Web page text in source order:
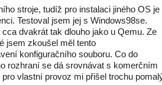
stroje, tudíž pro instalaci jiného OS je
Testoval jsem jej s Windows98se.
dvakrát tak dlouho jako u Qemu. Ze
jsem zkoušel měl tento
konfiguračního souboru. Co do
rozhraní se dá srovnávat s komerčním
vlastní provoz mi přišel trochu